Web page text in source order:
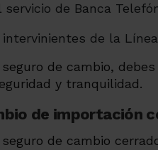
servicio de Banca
de la
de cambio,
y tranquilidad.
de importación
de cambio